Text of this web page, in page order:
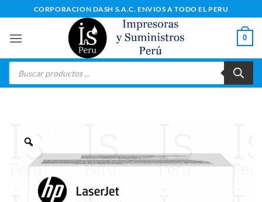
al
contenido
CORPORACION DASH S.A.C. ENVIOS A TODO EL PERU
0
Búsqueda